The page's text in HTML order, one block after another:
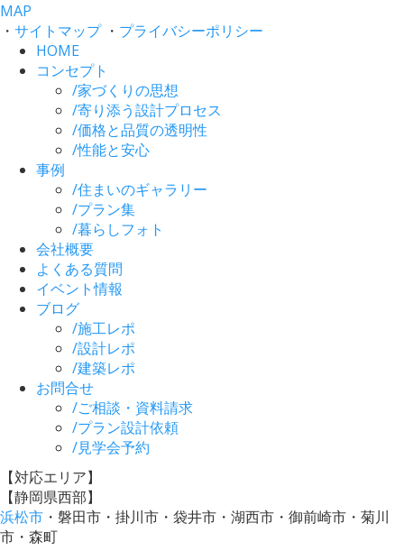
MAP
・ サイトマップ・ プライバシーポリシー
HOME
コンセプト
/家づくりの思想
/寄り添う設計プロセス
/価格と品質の透明性
/性能と安心
事例
/住まいのギャラリー
/プラン集
/暮らしフォト
会社概要
よくある質問
イベント情報
ブログ
/施工レポ
/設計レポ
/建築レポ
お問合せ
/ご相談・資料請求
/プラン設計依頼
/見学会予約
【対応エリア】
【静岡県西部】
浜松市 ・磐田市・掛川市・袋井市・湖西市・御前崎市・菊川
市・森町